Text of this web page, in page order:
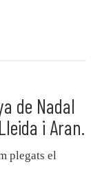
de Nadal
i Aran.
plegats el